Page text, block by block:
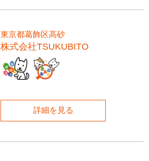
東京都葛飾区高砂
株式会社TSUKUBITO
詳細を見る